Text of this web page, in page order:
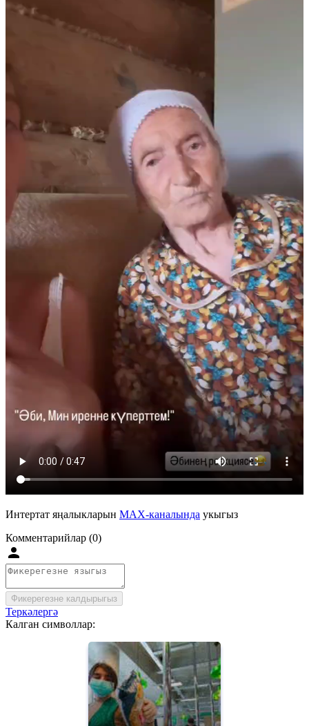
Интертат яңалыкларын MAX-каналында укыгыз
Комментарийлар (0)
Фикерегезне калдырыгыз
Теркәлергә
Калган символлар: